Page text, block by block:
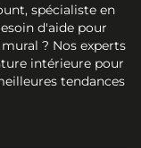
spécialiste en
d'aide pour
? Nos experts
intérieure pour
tendances